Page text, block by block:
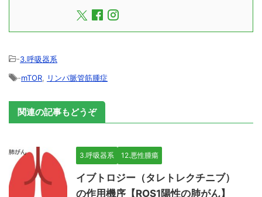
-3.呼吸器系
-mTOR リンパ脈管筋腫症
関連の記事もどうぞ
3.呼吸器系 12.悪性腫瘍
イブトロジー（タレトレクチニブ）
の作用機序【ROS1陽性の肺がん】